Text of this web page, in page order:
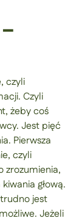
czyli
Czyli
żeby coś
Jest pięć
Pierwsza
czyli
zrozumienia,
głową.
jest
Jeżeli